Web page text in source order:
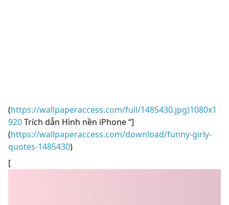
(https://wallpaperaccess.com/full/1485430.jpg)1080x1
920Trích dẫn Hình nền iPhone “]
(https://wallpaperaccess.com/download/funny-girly-
quotes-1485430)
[